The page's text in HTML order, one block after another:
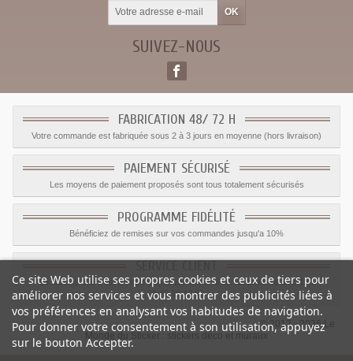
SUIVEZ-NOUS
FABRICATION 48/ 72 H
Votre commande est fabriquée sous 2 à 3 jours en moyenne (hors livraison)
PAIEMENT SÉCURISÉ
Les moyens de paiement proposés sont tous totalement sécurisés
PROGRAMME FIDÉLITÉ
Bénéficiez de remises sur vos commandes jusqu'a 10%
Le service client est a votre disposition du lundi au vendredi de 8h à 17h
09.82.28.47.69.
© 2012 - 2026 Le
Monde du Sticker :
stickers déco et muraux
Ce site Web utilise ses propres cookies et ceux de tiers pour
améliorer nos services et vous montrer des publicités liées à
vos préférences en analysant vos habitudes de navigation.
Pour donner votre consentement à son utilisation, appuyez
sur le bouton Accepter.